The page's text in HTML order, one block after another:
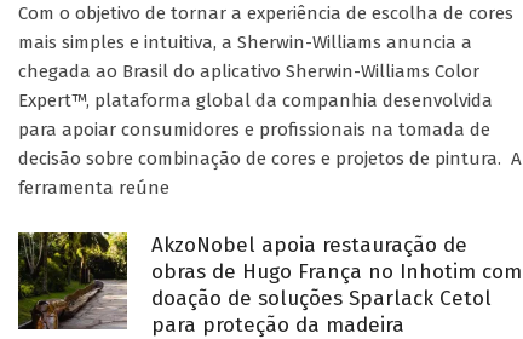
Com o objetivo de tornar a experiência de escolha de cores
mais simples e intuitiva, a Sherwin-Williams anuncia a
chegada ao Brasil do aplicativo Sherwin-Williams Color
Expert™, plataforma global da companhia desenvolvida
para apoiar consumidores e profissionais na tomada de
decisão sobre combinação de cores e projetos de pintura. A
ferramenta reúne
AkzoNobel apoia restauração de
obras de Hugo França no Inhotim com
doação de soluções Sparlack Cetol
para proteção da madeira